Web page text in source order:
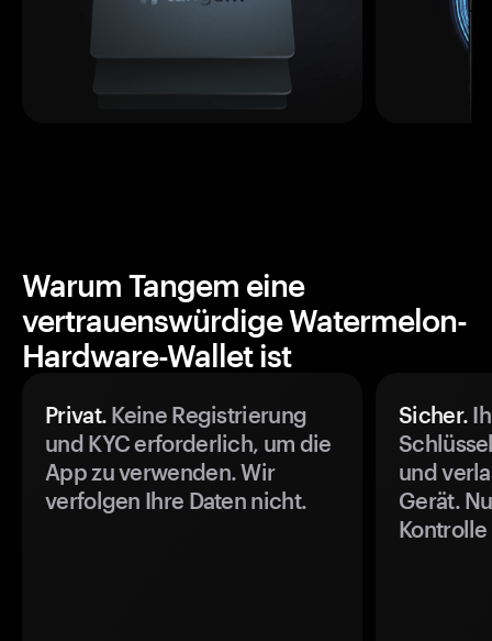
Warum Tangem eine
vertrauenswürdige Watermelon-
Hardware-Wallet ist
Privat. Keine Registrierung
und KYC erforderlich, um die
App zu verwenden. Wir
verfolgen Ihre Daten nicht.
Sicher.
und
Gerät.